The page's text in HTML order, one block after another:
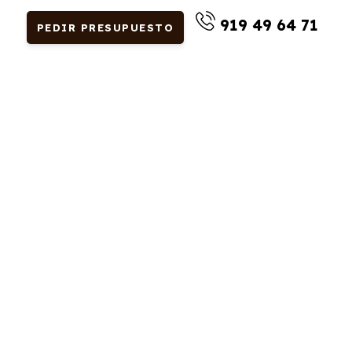
PEDIR PRESUPUESTO 919 49 64 71